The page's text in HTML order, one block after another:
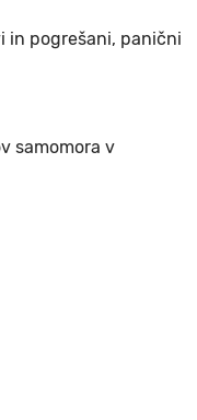
in pogrešani, panični
samomora v